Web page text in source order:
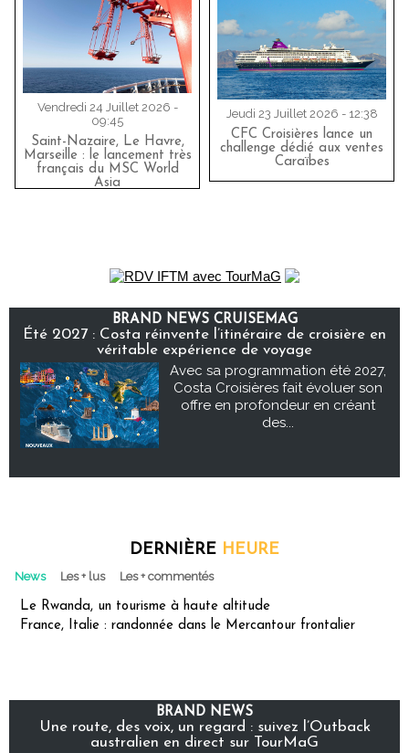
Vendredi 24 Juillet 2026 -
09:45
Saint-Nazaire, Le Havre,
Marseille : le lancement très
français du MSC World
Asia
Jeudi 23 Juillet 2026 - 12:38
CFC Croisières lance un
challenge dédié aux ventes
Caraïbes
BRAND NEWS CRUISEMAG
Été 2027 : Costa réinvente l’itinéraire de croisière en
véritable expérience de voyage
Avec sa programmation été 2027,
Costa Croisières fait évoluer son
offre en profondeur en créant
des...
DERNIÈRE HEURE
News Les + lus Les + commentés
Le Rwanda, un tourisme à haute altitude
France, Italie : randonnée dans le Mercantour frontalier
BRAND NEWS
Une route, des voix, un regard : suivez l’Outback
australien en direct sur TourMaG